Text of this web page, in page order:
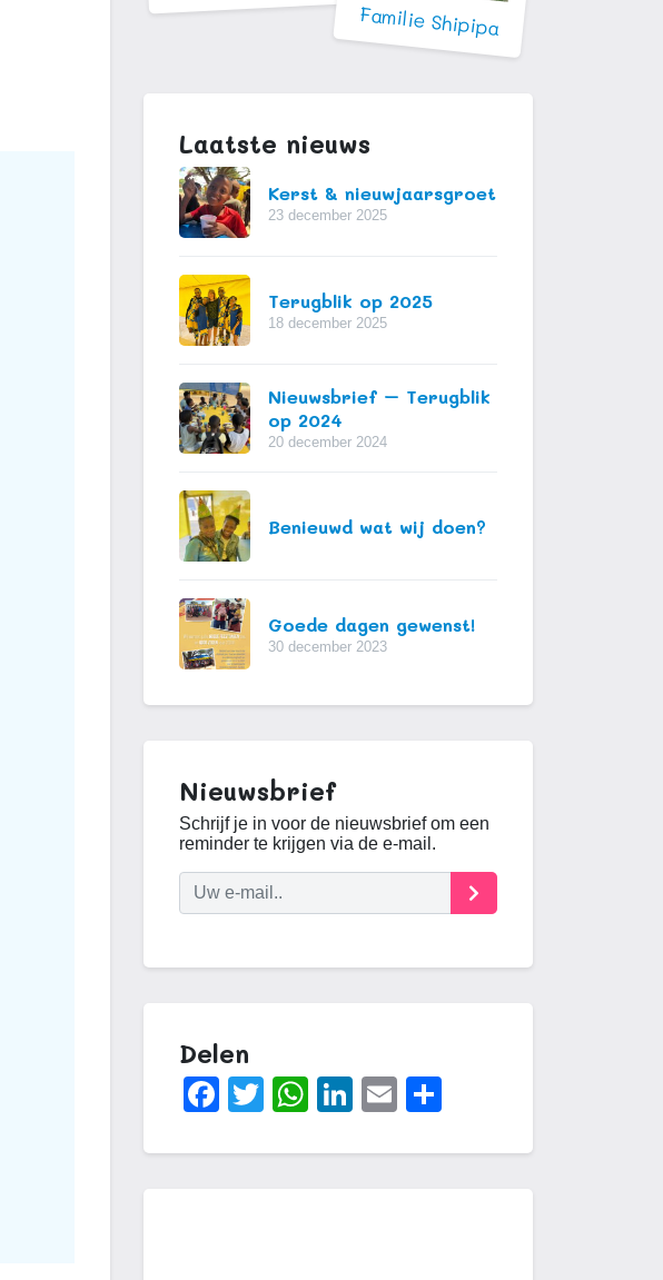
Familie Shipipa
Laatste nieuws
Kerst & nieuwjaarsgroet
23 december 2025
Terugblik op 2025
18 december 2025
Nieuwsbrief – Terugblik
op 2024
20 december 2024
Benieuwd wat wij doen?
Goede dagen gewenst!
30 december 2023
Nieuwsbrief
Schrijf je in voor de nieuwsbrief om een
reminder te krijgen via de e-mail.
Delen
Facebook
TwitterWhatsApp
LinkedIn
Email